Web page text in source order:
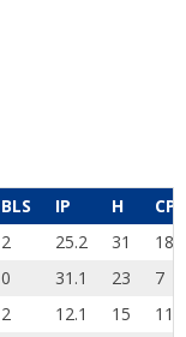
BLS IP H
CP
2 25.2 31
18
0 31.1 23
7
2 12.1 15
11